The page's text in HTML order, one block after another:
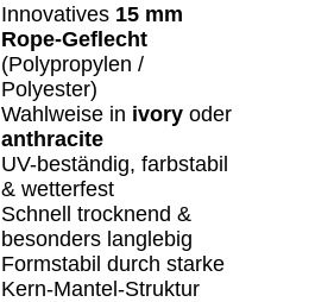
Innovatives 15 mm
Rope-Geflecht
(Polypropylen /
Polyester)
Wahlweise in ivory oder
anthracite
UV-beständig, farbstabil
& wetterfest
Schnell trocknend &
besonders langlebig
Formstabil durch starke
Kern-Mantel-Struktur